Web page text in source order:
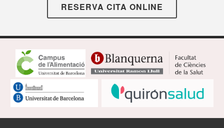
RESERVA CITA ONLINE